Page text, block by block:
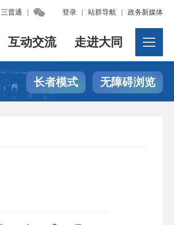
登录 站群导航 政务新媒体
三晋通 
互动交流 走进大同
长者模式 无障碍浏览